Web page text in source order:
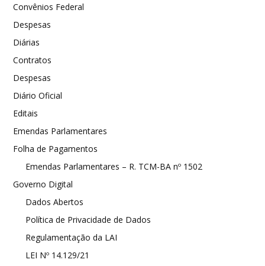
Convênios Federal
Despesas
Diárias
Contratos
Despesas
Diário Oficial
Editais
Emendas Parlamentares
Folha de Pagamentos
Emendas Parlamentares – R. TCM-BA nº 1502
Governo Digital
Dados Abertos
Política de Privacidade de Dados
Regulamentação da LAI
LEI Nº 14.129/21